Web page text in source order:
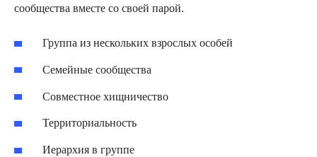
сообщества вместе со своей парой.
Группа из нескольких взрослых особей
Семейные сообщества
Совместное хищничество
Территориальность
Иерархия в группе